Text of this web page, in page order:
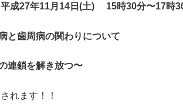
平成27年11月14日(土) 15時30分〜17時
と歯周病の関わりについて
連鎖を解き放つ〜
れます！！